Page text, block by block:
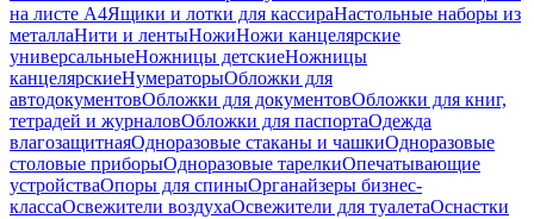
на листе А4Ящики и лотки для кассираНастольные наборы из
металлаНити и лентыНожиНожи канцелярские
универсальныеНожницы детскиеНожницы
канцелярскиеНумераторыОбложки для
автодокументовОбложки для документовОбложки для книг,
тетрадей и журналовОбложки для паспортаОдежда
влагозащитнаяОдноразовые стаканы и чашкиОдноразовые
столовые приборыОдноразовые тарелкиОпечатывающие
устройстваОпоры для спиныОрганайзеры бизнес-
классаОсвежители воздухаОсвежители для туалетаОснастки